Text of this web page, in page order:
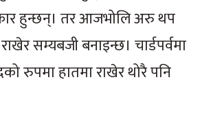
हुन्छन्। तर आजभोलि अरु थप
सम्यबजी बनाइन्छ। चार्डपर्वमा
रुपमा हातमा राखेर थोरै पनि